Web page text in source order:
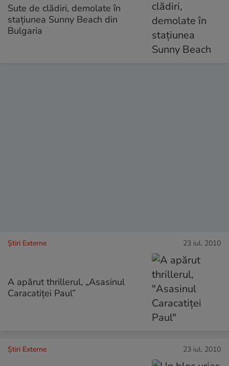
Sute de clădiri, demolate în
staţiunea Sunny Beach din
Bulgaria
Știri Externe 23 iul. 2010
A apărut thrillerul, „Asasinul
Caracatiţei Paul”
Știri Externe 23 iul. 2010